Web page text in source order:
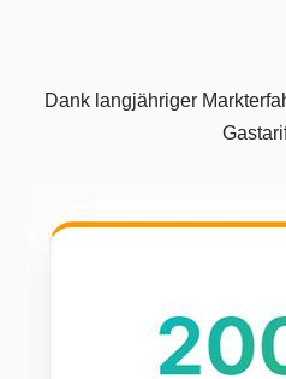
Dank langjähriger